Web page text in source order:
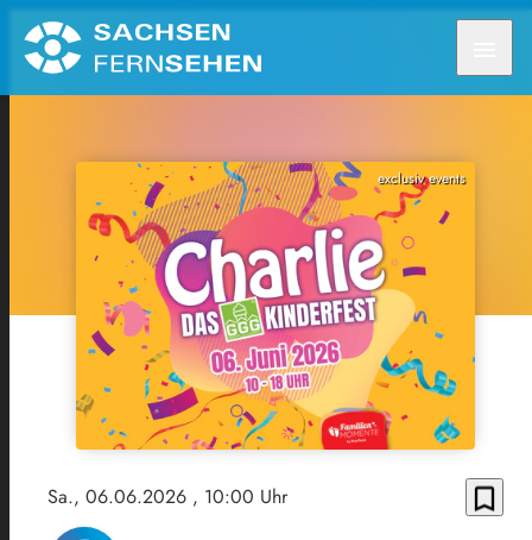
exclusiv events
Sa., 06.06.2026 , 10:00 Uhr bookmark_border